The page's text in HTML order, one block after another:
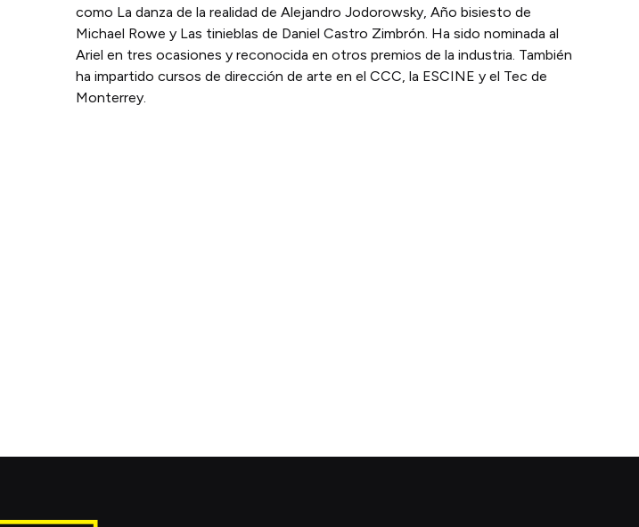
como La danza de la realidad de Alejandro Jodorowsky, Año bisiesto de
Michael Rowe y Las tinieblas de Daniel Castro Zimbrón. Ha sido nominada al
Ariel en tres ocasiones y reconocida en otros premios de la industria. También
ha impartido cursos de dirección de arte en el CCC, la ESCINE y el Tec de
Monterrey.